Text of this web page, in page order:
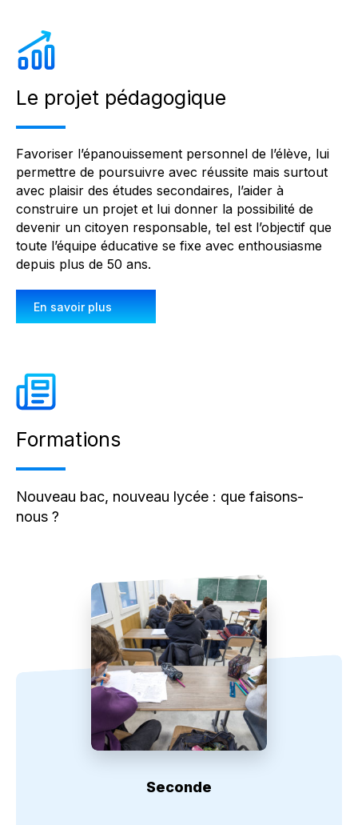
Le projet pédagogique
Favoriser l’épanouissement personnel de l’élève, lui
permettre de poursuivre avec réussite mais surtout
avec plaisir des études secondaires, l’aider à
construire un projet et lui donner la possibilité de
devenir un citoyen responsable, tel est l’objectif que
toute l’équipe éducative se fixe avec enthousiasme
depuis plus de 50 ans.
En savoir plus
Formations
Nouveau bac, nouveau lycée : que faisons-
nous ?
Seconde